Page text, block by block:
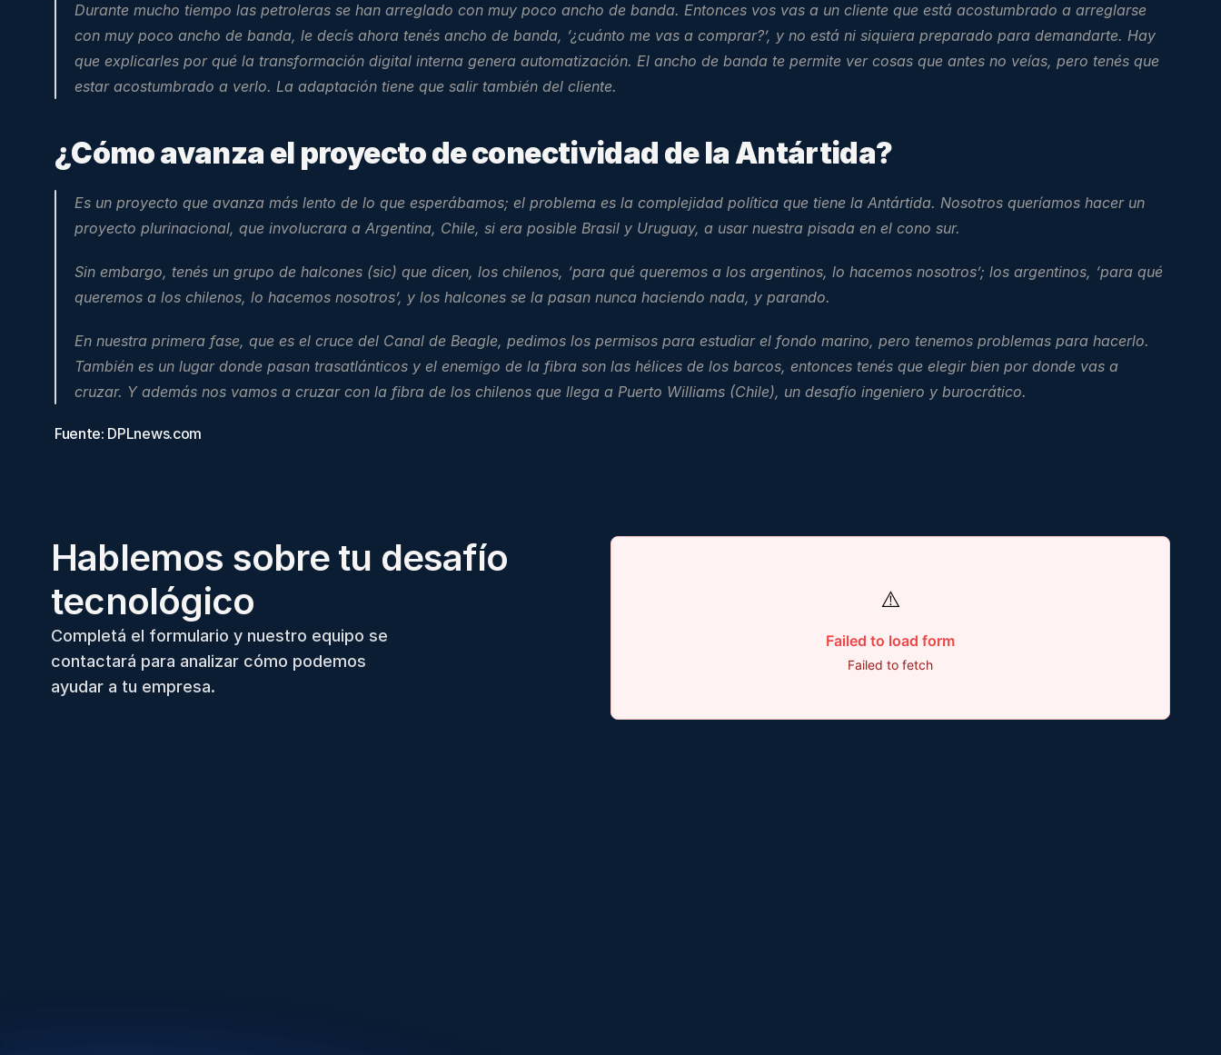
Durante mucho tiempo las petroleras se han arreglado con muy poco ancho de banda. Entonces vos vas a un cliente que está acostumbrado a arreglarse
con muy poco ancho de banda, le decís ahora tenés ancho de banda, ‘¿cuánto me vas a comprar?’, y no está ni siquiera preparado para demandarte. Hay
que explicarles por qué la transformación digital interna genera automatización. El ancho de banda te permite ver cosas que antes no veías, pero tenés que
estar acostumbrado a verlo. La adaptación tiene que salir también del cliente.
¿Cómo avanza el proyecto de conectividad de la Antártida?
Es un proyecto que avanza más lento de lo que esperábamos; el problema es la complejidad política que tiene la Antártida. Nosotros queríamos hacer un
proyecto plurinacional, que involucrara a Argentina, Chile, si era posible Brasil y Uruguay, a usar nuestra pisada en el cono sur.
Sin embargo, tenés un grupo de halcones (sic) que dicen, los chilenos, ‘para qué queremos a los argentinos, lo hacemos nosotros’; los argentinos, ‘para qué
queremos a los chilenos, lo hacemos nosotros’, y los halcones se la pasan nunca haciendo nada, y parando.
En nuestra primera fase, que es el cruce del Canal de Beagle, pedimos los permisos para estudiar el fondo marino, pero tenemos problemas para hacerlo.
También es un lugar donde pasan trasatlánticos y el enemigo de la fibra son las hélices de los barcos, entonces tenés que elegir bien por donde vas a
cruzar. Y además nos vamos a cruzar con la fibra de los chilenos que llega a Puerto Williams (Chile), un desafío ingeniero y burocrático.
Fuente: DPLnews.com
Hablemos sobre tu desafío
tecnológico
Completá el formulario y nuestro equipo se
contactará para analizar cómo podemos
ayudar a tu empresa.